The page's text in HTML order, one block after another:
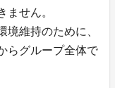
ません。
境維持のために、
らグループ全体で